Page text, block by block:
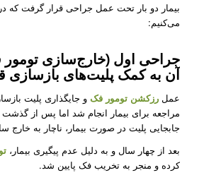
بیمار دو بار تحت عمل جراحی قرار گرفت که
می‌کنیم:
جراحی اول (خارج‌سازی
آن به کمک پلیت‌های بازسازی
عمل رزکشن تومور فکو جایگذاری پلیت
مراجعه برای بیمار انجام شد اما پس از گذشت
جابجایی پلیت در صورت بیمار، ناچار به خارج
بعد از چهار سال و به دلیل عدم پیگیری بیمار،
کرده و منجر به تخریب فک پایین شد.